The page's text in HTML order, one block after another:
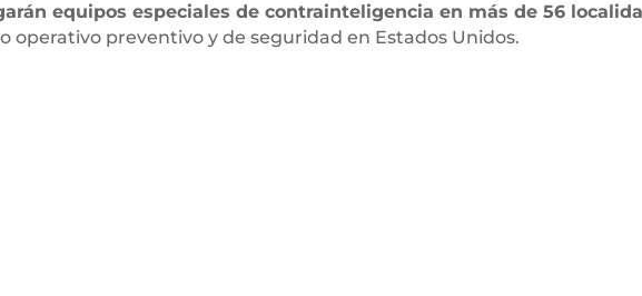
equipos especiales de contrainteligencia en más de 56
operativo preventivo y de seguridad en Estados Unidos.